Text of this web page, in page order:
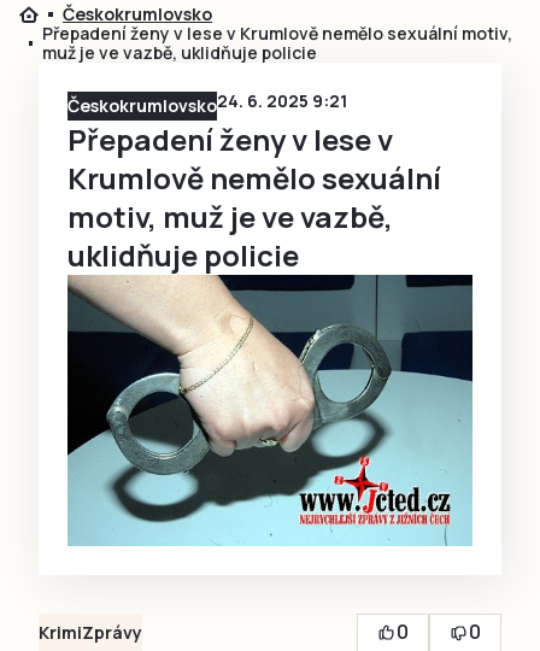
Přihlásit se přes Facebook
Ještě nemám účet, chci se
Českokrumlovsko
Přepadení ženy v lese v Krumlově nemělo sexuální motiv,
muž je ve vazbě, uklidňuje policie
Českokrumlovsko24. 6. 2025 9:21
Přepadení ženy v lese v
Krumlově nemělo sexuální
motiv, muž je ve vazbě,
uklidňuje policie
KrimiZprávy 0
0